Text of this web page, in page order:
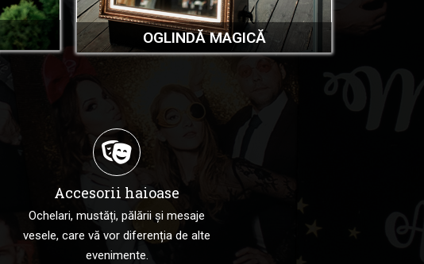
OGLINDĂ MAGICĂ
Accesorii haioase
Ochelari, mustăți, pălării și mesaje
vesele, care vă vor diferenția de alte
evenimente.